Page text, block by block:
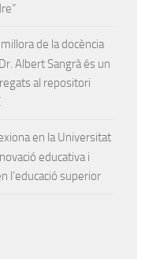
de la docència
Albert Sangrà és un
al repositori
en la Universitat
educativa i
l’educació superior